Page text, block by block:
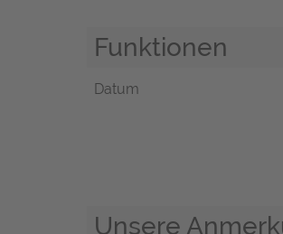
Funktionen
Datum
Unsere